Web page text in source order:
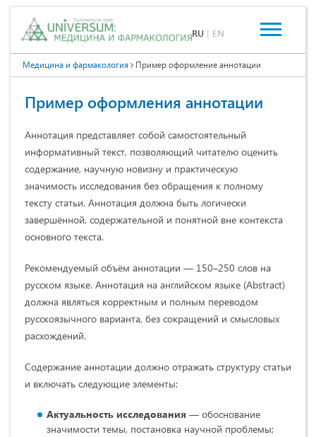
RU | EN
Медицина и фармакология Пример оформление аннотации
Пример оформления аннотации
Аннотация представляет собой самостоятельный
информативный текст, позволяющий читателю оценить
содержание, научную новизну и практическую
значимость исследования без обращения к полному
тексту статьи. Аннотация должна быть логически
завершённой, содержательной и понятной вне контекста
основного текста.
Рекомендуемый объём аннотации — 150–250 слов на
русском языке. Аннотация на английском языке (Abstract)
должна являться корректным и полным переводом
русскоязычного варианта, без сокращений и смысловых
расхождений.
Содержание аннотации должно отражать структуру статьи
и включать следующие элементы:
Актуальность исследования — обоснование
значимости темы, постановка научной проблемы;